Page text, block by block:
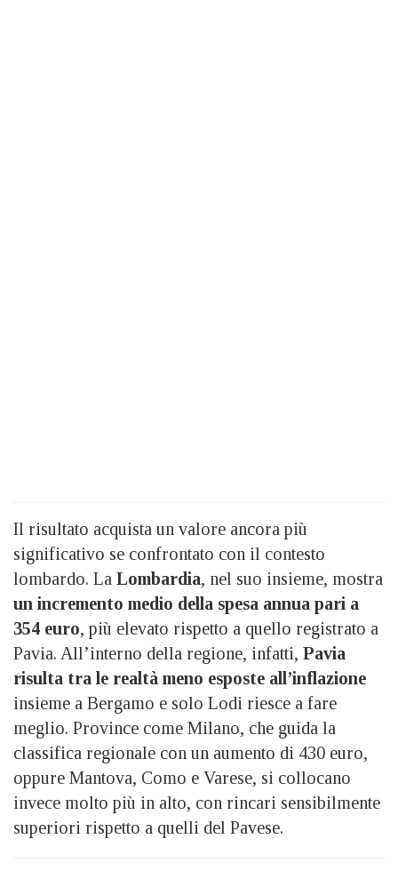
Il risultato acquista un valore ancora più
significativo se confrontato con il contesto
lombardo. La Lombardia, nel suo insieme, mostra
un incremento medio della spesa annua pari a
354 euro, più elevato rispetto a quello registrato a
Pavia. All’interno della regione, infatti, Pavia
risulta tra le realtà meno esposte all’inflazione
insieme a Bergamo e solo Lodi riesce a fare
meglio. Province come Milano, che guida la
classifica regionale con un aumento di 430 euro,
oppure Mantova, Como e Varese, si collocano
invece molto più in alto, con rincari sensibilmente
superiori rispetto a quelli del Pavese.